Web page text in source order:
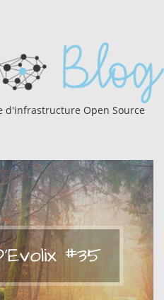
d'infrastructure Open Source